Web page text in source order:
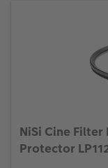
NiSi Cine
Protector